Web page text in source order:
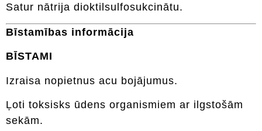
Satur nātrija dioktilsulfosukcinātu.
Bīstamības informācija
BĪSTAMI
Izraisa nopietnus acu bojājumus.
Ļoti toksisks ūdens organismiem ar ilgstošām
sekām.